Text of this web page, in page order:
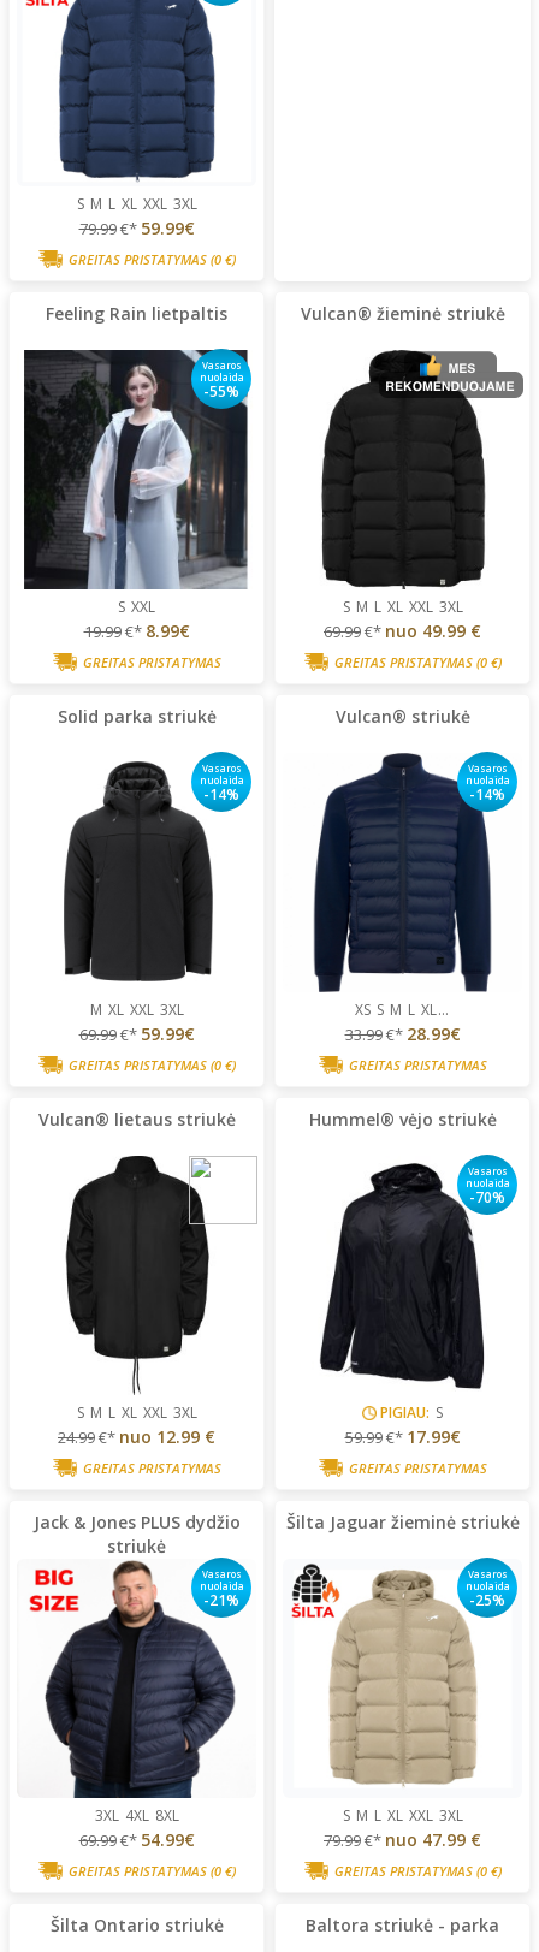
S M L XL XXL 3XL
79.99€* 59.99€
GREITAS PRISTATYMAS (0 €)
Feeling Rain lietpaltis
Vasaros
nuolaida
-55%
S XXL
19.99€* 8.99€
GREITAS PRISTATYMAS
Vulcan® žieminė striukė
S M L XL XXL 3XL
69.99€* nuo 49.99 €
GREITAS PRISTATYMAS (0 €)
Solid parka striukė
Vasaros
nuolaida
-14%
M XL XXL 3XL
69.99€* 59.99€
GREITAS PRISTATYMAS (0 €)
Vulcan® striukė
Vasaros
nuolaida
-14%
XS S M L XL...
33.99€* 28.99€
GREITAS PRISTATYMAS
Vulcan® lietaus striukė
S M L XL XXL 3XL
24.99€* nuo 12.99 €
GREITAS PRISTATYMAS
Hummel® vėjo striukė
Vasaros
nuolaida
-70%
PIGIAU: S
59.99€* 17.99€
GREITAS PRISTATYMAS
Jack & Jones PLUS dydžio
striukė
Vasaros
nuolaida
-21%
3XL 4XL 8XL
69.99€* 54.99€
GREITAS PRISTATYMAS (0 €)
Šilta Jaguar žieminė striukė
Vasaros
nuolaida
-25%
S M L XL XXL 3XL
79.99€* nuo 47.99 €
GREITAS PRISTATYMAS (0 €)
Šilta Ontario striukė Baltora striukė - parka